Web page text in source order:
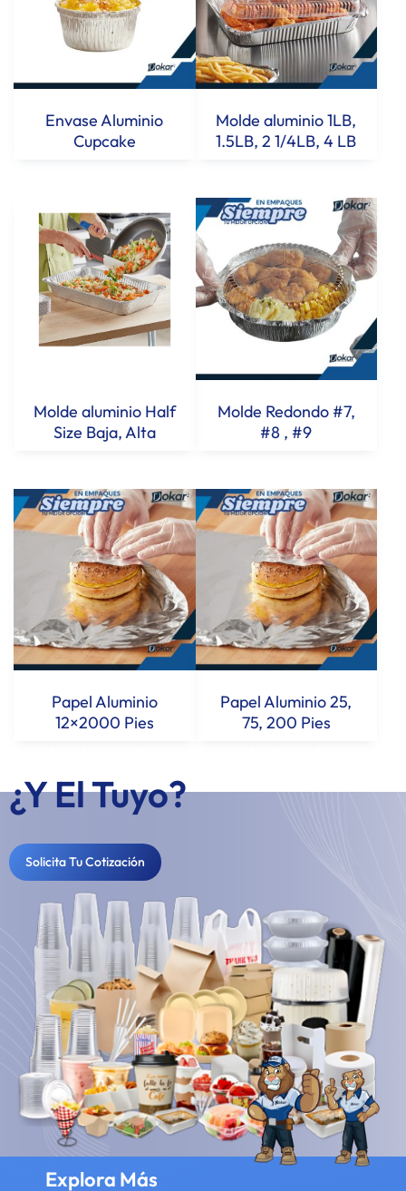
Envase Aluminio
Cupcake
Molde aluminio 1LB,
1.5LB, 2 1/4LB, 4 LB
Molde aluminio Half
Size Baja, Alta
Molde Redondo #7,
#8 , #9
Papel Aluminio
12×2000 Pies
Papel Aluminio 25,
75, 200 Pies
¿Y El Tuyo?
Solicita Tu Cotización
Explora Más